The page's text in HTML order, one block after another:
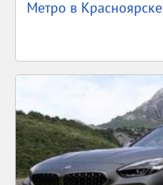
Метро в Красноярске